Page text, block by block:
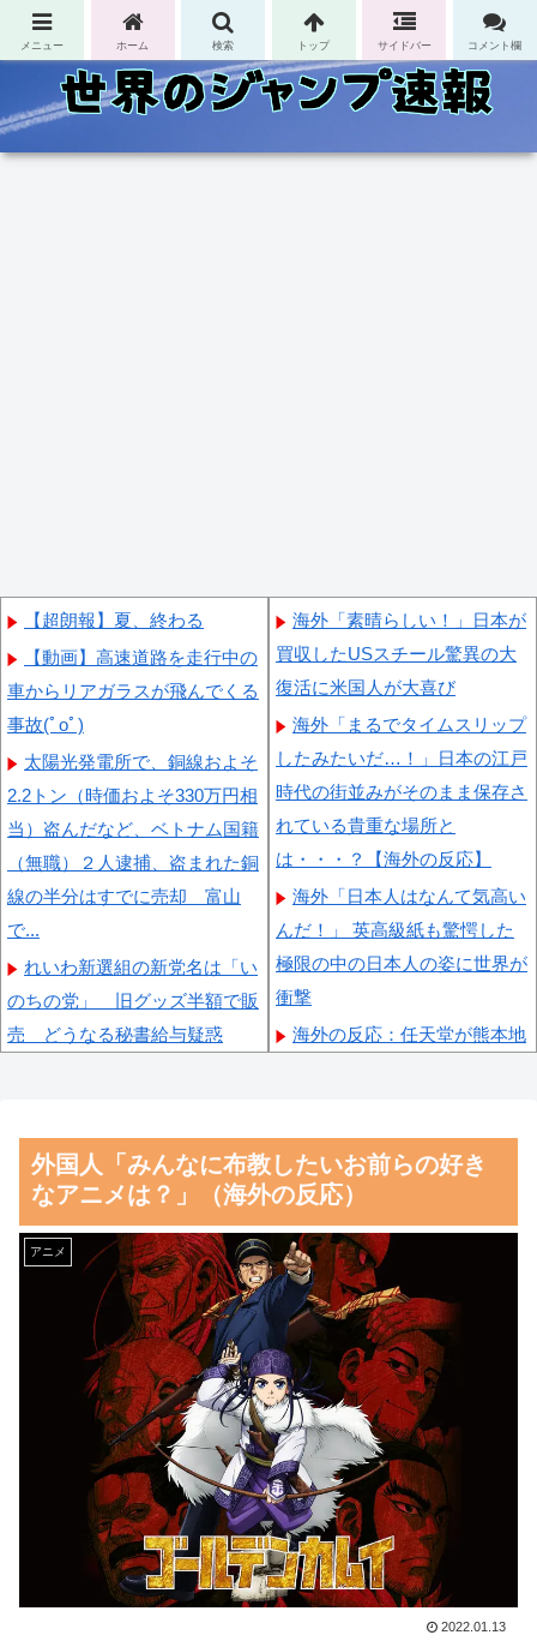
コンテンツへスキップ
【超朗報】夏、終わる
【動画】高速道路を走行中の
車からリアガラスが飛んでくる
事故(ﾟoﾟ)
太陽光発電所で、銅線およそ
2.2トン（時価およそ330万円相
当）盗んだなど、ベトナム国籍
（無職）２人逮捕、盗まれた銅
線の半分はすでに売却 富山
で...
れいわ新選組の新党名は「い
のちの党」 旧グッズ半額で販
売 どうなる秘書給与疑惑
まれる 参議院議員「日本人で
はないと思う」
【朗報】齋藤飛鳥、前屈みで
完全に見えてる動画が拡散され
てしまう…
磁気嵐、地球由来のイオンが
主導…JAXAの衛星「あらせ」
舌を絡ませて、唾液交換して
── ちゅっちゅしながらの濃厚
海外「日本よ、お前がナンバ
ーワンだ」 熊本地震直後の日
本の対応のスピードに世界が衝
海外「素晴らしい！」日本が
買収したUSスチール驚異の大
復活に米国人が大喜び
海外「まるでタイムスリップ
したみたいだ…！」日本の江戸
時代の街並みがそのまま保存さ
れている貴重な場所と
は・・・？【海外の反応】
海外「日本人はなんて気高い
んだ！」 英高級紙も驚愕した
極限の中の日本人の姿に世界が
衝撃
海外の反応：任天堂が熊本地
スの昨年の収益が10億ドルを突
破した事が明らかに（海外の反
応）
韓国人「熊本地震で見る日本
の土木技術の完全勝利をご覧く
ださい」→「これはすごいわ」
「こういうのを見ると日本人は
何か適当に作る感じがしな
い・・・」「あれがまさに経験
値である」
韓国人「海外で韓国サッカー
の2002年ベスト4の実力は、実
際にはどれくらい認められてる
んだ…？（ﾌﾞﾙﾌﾞﾙ」＝韓国の
外国人「みんなに布教したいお前らの好き
なアニメは？」（海外の反応）
アニメ
2022.01.13
メニュー ホーム 検索 トップ サイドバー コメント欄